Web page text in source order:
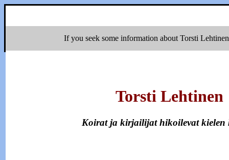
If you seek some information about Torsti
Torsti Lehtinen
Koirat ja kirjailijat hikoilevat kielen